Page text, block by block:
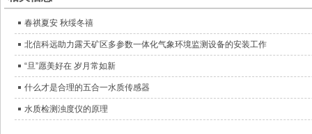
春祺夏安 秋绥冬禧
北信科远助力露天矿区多参数一体化气象环境监测设备的安装工作
“旦”愿美好在 岁月常如新
什么才是合理的五合一水质传感器
水质检测浊度仪的原理